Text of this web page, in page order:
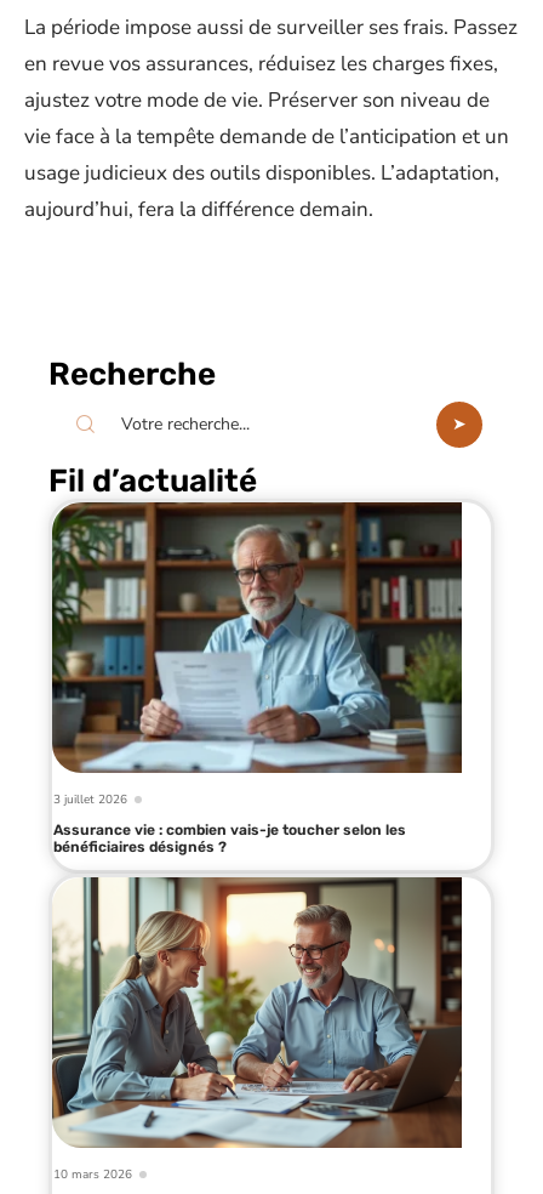
La période impose aussi de surveiller ses frais. Passez
en revue vos assurances, réduisez les charges fixes,
ajustez votre mode de vie. Préserver son niveau de
vie face à la tempête demande de l’anticipation et un
usage judicieux des outils disponibles. L’adaptation,
aujourd’hui, fera la différence demain.
Recherche
Fil d’actualité
3 juillet 2026
Assurance vie : combien vais-je toucher selon les
bénéficiaires désignés ?
10 mars 2026